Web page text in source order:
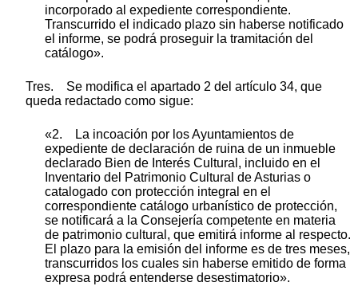
incorporado al expediente correspondiente.
Transcurrido el indicado plazo sin haberse notificado
el informe, se podrá proseguir la tramitación del
catálogo».
Tres. Se modifica el apartado 2 del artículo 34, que
queda redactado como sigue:
«2. La incoación por los Ayuntamientos de
expediente de declaración de ruina de un inmueble
declarado Bien de Interés Cultural, incluido en el
Inventario del Patrimonio Cultural de Asturias o
catalogado con protección integral en el
correspondiente catálogo urbanístico de protección,
se notificará a la Consejería competente en materia
de patrimonio cultural, que emitirá informe al respecto.
El plazo para la emisión del informe es de tres meses,
transcurridos los cuales sin haberse emitido de forma
expresa podrá entenderse desestimatorio».